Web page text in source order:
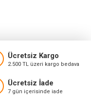
Ücretsiz Kargo
2.500 TL üzeri kargo bedava
Ücretsiz İade
7 gün içerisinde iade